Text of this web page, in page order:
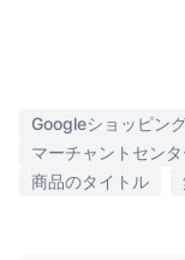
Googleショッピン
マーチャントセン
商品のタイトル